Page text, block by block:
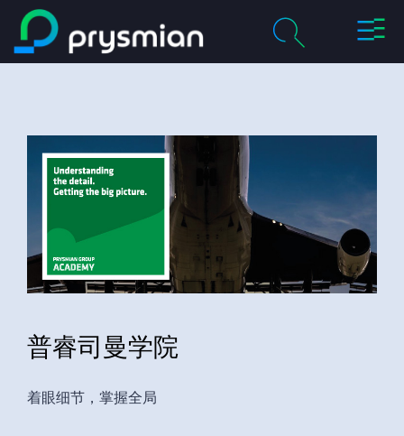
跳至主要内容
切
产品及解决方案 chevron_right
职业
联系我们
媒体
我的普睿司曼
普睿司曼学院
着眼细节，掌握全局